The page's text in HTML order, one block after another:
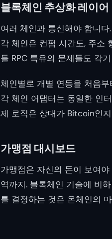
블록체인 추상화 레이어
여러 체인과 통신해야 합니
각 체인은 컨펌 시간도, 주소
들 RPC 특유의 문제들도 각
체인별로 개별 연동을 처음
각 체인 어댑터는 동일한 인
제 로직은 상대가 Bitcoin인
가맹점 대시보드
가맹점은 자신의 돈이 보여
역까지. 블록체인 기술에 비
를 결정하는 것은 온체인의